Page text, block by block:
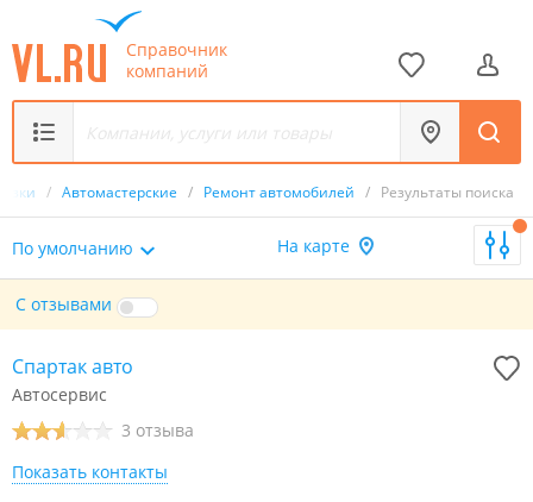
Справочник
компаний
/ Автомастерские / Ремонт автомобилей / Результаты поиска
По умолчанию На карте
С отзывами
Спартак авто
Автосервис
3 отзыва
Показать контакты